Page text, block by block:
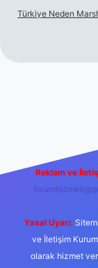
Türkiye Neden
Reklam ve
Yasal Uyarı:
ve İletişim
olarak hizmet